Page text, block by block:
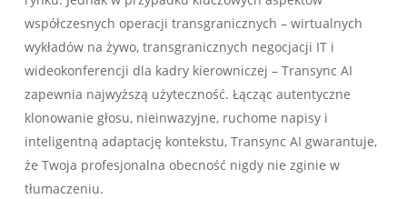
współczesnych operacji transgranicznych – wirtualnych
wykładów na żywo, transgranicznych negocjacji IT i
wideokonferencji dla kadry kierowniczej – Transync AI
zapewnia najwyższą użyteczność. Łącząc autentyczne
klonowanie głosu, nieinwazyjne, ruchome napisy i
inteligentną adaptację kontekstu, Transync AI gwarantuje,
że Twoja profesjonalna obecność nigdy nie zginie w
tłumaczeniu.